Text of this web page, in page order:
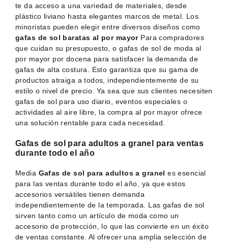
te da acceso a una variedad de materiales, desde
plástico liviano hasta elegantes marcos de metal. Los
minoristas pueden elegir entre diversos diseños como
gafas de sol baratas al por mayorPara compradores
que cuidan su presupuesto, o gafas de sol de moda al
por mayor por docena para satisfacer la demanda de
gafas de alta costura. Esto garantiza que su gama de
productos atraiga a todos, independientemente de su
estilo o nivel de precio. Ya sea que sus clientes necesiten
gafas de sol para uso diario, eventos especiales o
actividades al aire libre, la compra al por mayor ofrece
una solución rentable para cada necesidad.
Gafas de sol para adultos a granel para ventas
durante todo el año
Media Gafas de sol para adultos a granel es esencial
para las ventas durante todo el año, ya que estos
accesorios versátiles tienen demanda
independientemente de la temporada. Las gafas de sol
sirven tanto como un artículo de moda como un
accesorio de protección, lo que las convierte en un éxito
de ventas constante. Al ofrecer una amplia selección de